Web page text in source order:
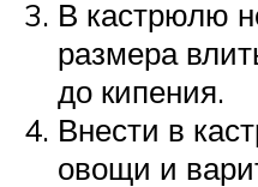
В кастрюлю
размера
до кипения.
Внести в
овощи и